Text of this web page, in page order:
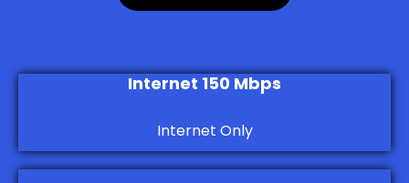
Internet 150 Mbps
Internet Only